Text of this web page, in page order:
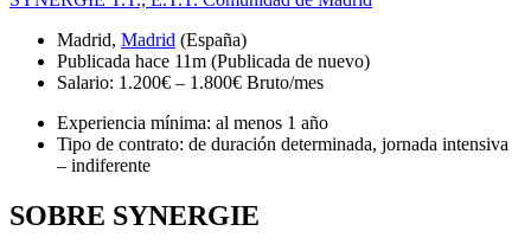
Madrid, Madrid (España)
Publicada hace 11m (Publicada de nuevo)
Salario: 1.200€ – 1.800€ Bruto/mes
Experiencia mínima: al menos 1 año
Tipo de contrato: de duración determinada, jornada intensiva
– indiferente
SOBRE SYNERGIE